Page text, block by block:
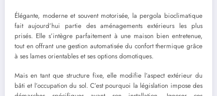
Élégante, moderne et souvent motorisée, la pergola bioclimatique
fait aujourd’hui partie des aménagements extérieurs les plus
prisés. Elle s’intègre parfaitement à une maison bien entretenue,
tout en offrant une gestion automatisée du confort thermique grâce
à ses lames orientables et ses options domotiques.
Mais en tant que structure fixe, elle modifie l’aspect extérieur du
bâti et l’occupation du sol. C’est pourquoi la législation impose des